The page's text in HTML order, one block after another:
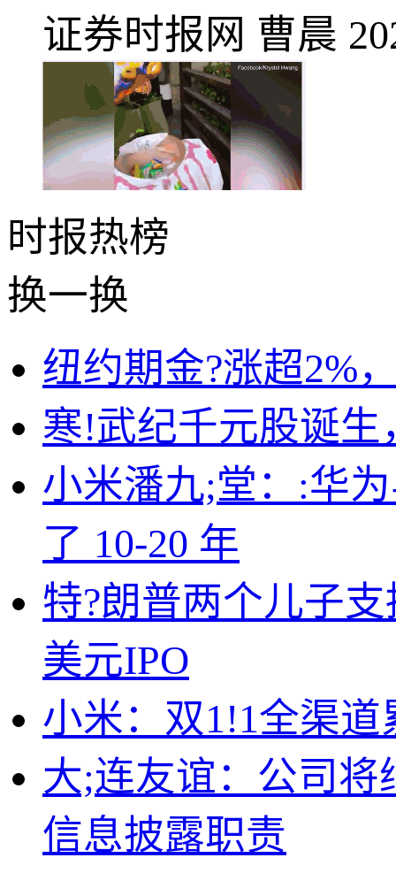
证券时报网 曹晨
时报热榜
换一换
纽约期金?涨超2%
寒!武纪千元股诞
小米潘九;堂：:华
了 10-20 年
特?朗普两个儿子
美元IPO
小米：双1!1全渠
大;连友谊：公司
信息披露职责